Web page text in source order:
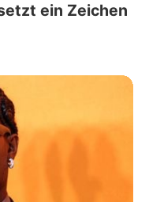
ein Zeichen